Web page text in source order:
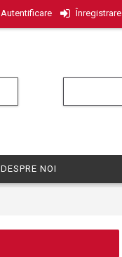
Autentificare Înregistrare
DESPRE NOI